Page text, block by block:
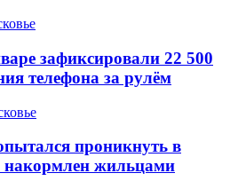
зафиксировали 22 500
телефона за рулём
проникнуть в
жильцами